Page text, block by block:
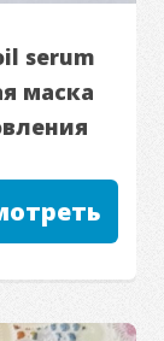
serum
маска